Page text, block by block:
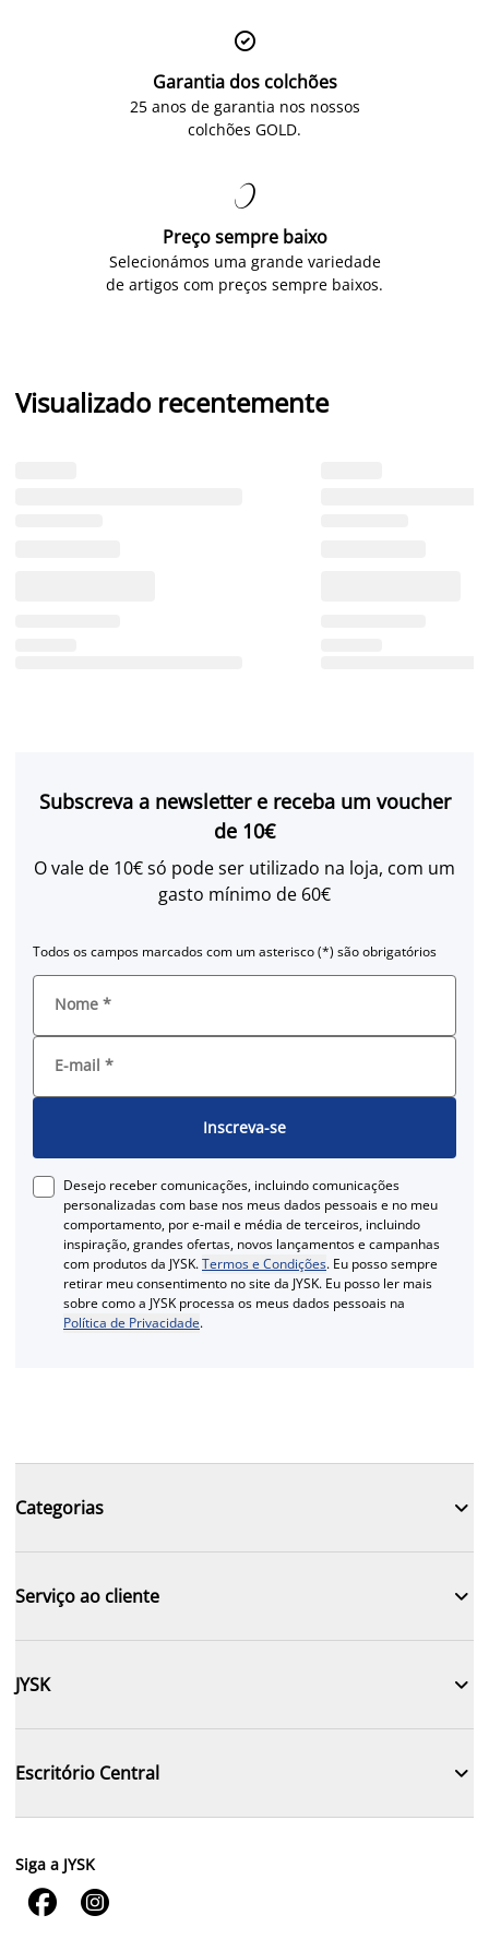

Garantia dos colchões
25 anos de garantia nos nossos
colchões GOLD.

Preço sempre baixo
Selecionámos uma grande variedade
de artigos com preços sempre baixos.
Visualizado recentemente
Subscreva a newsletter e receba um voucher
de 10€
O vale de 10€ só pode ser utilizado na loja, com um
gasto mínimo de 60€
Todos os campos marcados com um asterisco (*) são obrigatórios
Nome *
E-mail *
Inscreva-se
Desejo receber comunicações, incluindo comunicações
personalizadas com base nos meus dados pessoais e no meu
comportamento, por e-mail e média de terceiros, incluindo
inspiração, grandes ofertas, novos lançamentos e campanhas
com produtos da JYSK.Termos e Condições. Eu posso sempre
retirar meu consentimento no site da JYSK. Eu posso ler mais
sobre como a JYSK processa os meus dados pessoais na
Política de Privacidade.
Categorias 
Serviço ao cliente 
JYSK 
Escritório Central 
Siga a JYSK
 